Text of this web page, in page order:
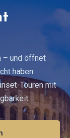
– und öffnet
haben.
Touren mit